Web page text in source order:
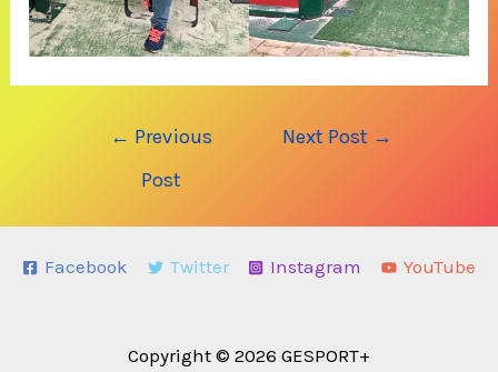
← Previous
Post
Next Post →
Facebook Twitter Instagram YouTube
Copyright © 2026 GESPORT+